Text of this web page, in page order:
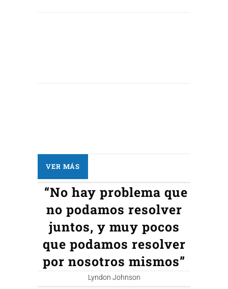
VER MÁS
“No hay problema que
no podamos resolver
juntos, y muy pocos
que podamos resolver
por nosotros mismos”
Lyndon Johnson